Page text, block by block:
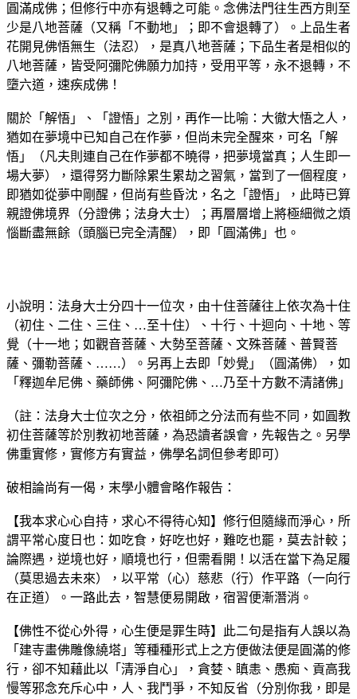
圓滿成佛；但修行中亦有退轉之可能。念佛法門往生西方則至
少是八地菩薩（又稱「不動地」；即不會退轉了）。上品生者
花開見佛悟無生（法忍），是真八地菩薩；下品生者是相似的
八地菩薩，皆受阿彌陀佛願力加持，受用平等，永不退轉，不
墮六道，速疾成佛！
關於「解悟」、「證悟」之別，再作一比喻：大徹大悟之人，
猶如在夢境中已知自己在作夢，但尚未完全醒來，可名「解
悟」（凡夫則連自己在作夢都不曉得，把夢境當真；人生即一
場大夢），還得努力斷除累生累劫之習氣，當到了一個程度，
即猶如從夢中剛醒，但尚有些昏沈，名之「證悟」，此時已算
親證佛境界（分證佛；法身大士）；再層層增上將極細微之煩
惱斷盡無餘（頭腦已完全清醒），即「圓滿佛」也。
小說明：法身大士分四十一位次，由十住菩薩往上依次為十住
（初住、二住、三住、…至十住）、十行、十迴向、十地、等
覺（十一地；如觀音菩薩、大勢至菩薩、文殊菩薩、普賢菩
薩、彌勒菩薩、……）。另再上去即「妙覺」（圓滿佛），如
「釋迦牟尼佛、藥師佛、阿彌陀佛、…乃至十方數不清諸佛」
（註：法身大士位次之分，依祖師之分法而有些不同，如圓教
初住菩薩等於別教初地菩薩，為恐讀者誤會，先報告之。另學
佛重實修，實修方有實益，佛學名詞但參考即可）
破相論尚有一偈，末學小體會略作報告：
【我本求心心自持，求心不得待心知】修行但隨緣而淨心，所
謂平常心度日也：如吃食，好吃也好，難吃也罷，莫去計較；
論際遇，逆境也好，順境也行，但需看開！以活在當下為足履
（莫思過去未來），以平常（心）慈悲（行）作平路（一向行
在正道）。一路此去，智慧便易開啟，宿習便漸潛消。
【佛性不從心外得，心生便是罪生時】此二句是指有人誤以為
「建寺畫佛雕像繞塔」等種種形式上之方便做法便是圓滿的修
行，卻不知藉此以「清淨自心」，貪婪、瞋恚、愚痴、貢高我
慢等邪念充斥心中，人、我鬥爭，不知反省（分別你我，即是